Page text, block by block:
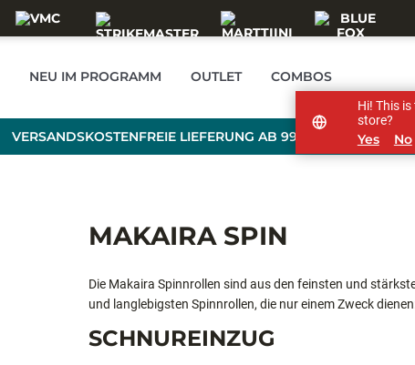
NEU IM PROGRAMM OUTLET COMBOS
VERSANDSKOSTENFREIE LIEFERUNG AB 99 € BESTELLWERT
MAKAIRA SPIN
Die Makaira Spinnrollen sind aus den feinsten und
und langlebigsten Spinnrollen, die nur einem Zweck
Yellowfin Thunfischen und großen Haien.
SCHNUREINZUG
Hi! This
store?
Yes No